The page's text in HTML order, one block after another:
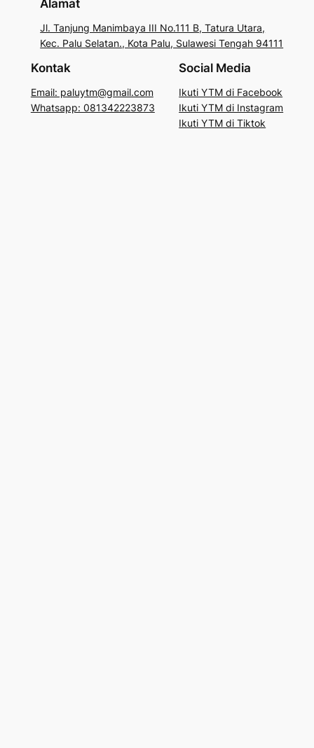
Alamat
Jl. Tanjung Manimbaya III No.111 B, Tatura Utara,
Kec. Palu Selatan., Kota Palu, Sulawesi Tengah 94111
Kontak
Email: paluytm@gmail.com
Whatsapp: 081342223873
Social Media
Ikuti YTM di Facebook
Ikuti YTM di Instagram
Ikuti YTM di Tiktok